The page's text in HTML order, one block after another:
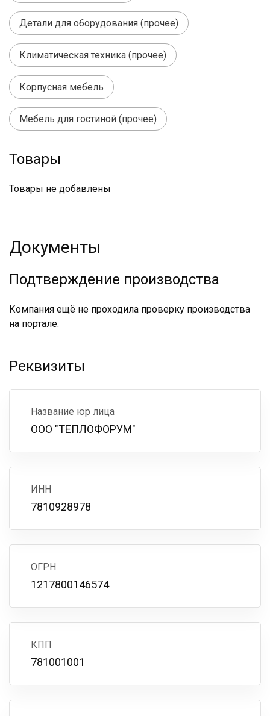
Детали для оборудования (прочее)
Климатическая техника (прочее)
Корпусная мебель
Мебель для гостиной (прочее)
Товары
Товары не добавлены
Документы
Подтверждение производства
Компания ещё не проходила проверку производства
на портале.
Реквизиты
Название юр лица
ООО "ТЕПЛОФОРУМ"
ИНН
7810928978
ОГРН
1217800146574
КПП
781001001